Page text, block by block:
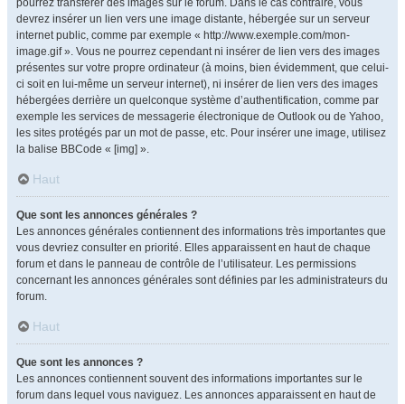
pourrez transférer des images sur le forum. Dans le cas contraire, vous
devrez insérer un lien vers une image distante, hébergée sur un serveur
internet public, comme par exemple « http://www.exemple.com/mon-
image.gif ». Vous ne pourrez cependant ni insérer de lien vers des images
présentes sur votre propre ordinateur (à moins, bien évidemment, que celui-
ci soit en lui-même un serveur internet), ni insérer de lien vers des images
hébergées derrière un quelconque système d’authentification, comme par
exemple les services de messagerie électronique de Outlook ou de Yahoo,
les sites protégés par un mot de passe, etc. Pour insérer une image, utilisez
la balise BBCode « [img] ».
Haut
Que sont les annonces générales ?
Les annonces générales contiennent des informations très importantes que
vous devriez consulter en priorité. Elles apparaissent en haut de chaque
forum et dans le panneau de contrôle de l’utilisateur. Les permissions
concernant les annonces générales sont définies par les administrateurs du
forum.
Haut
Que sont les annonces ?
Les annonces contiennent souvent des informations importantes sur le
forum dans lequel vous naviguez. Les annonces apparaissent en haut de